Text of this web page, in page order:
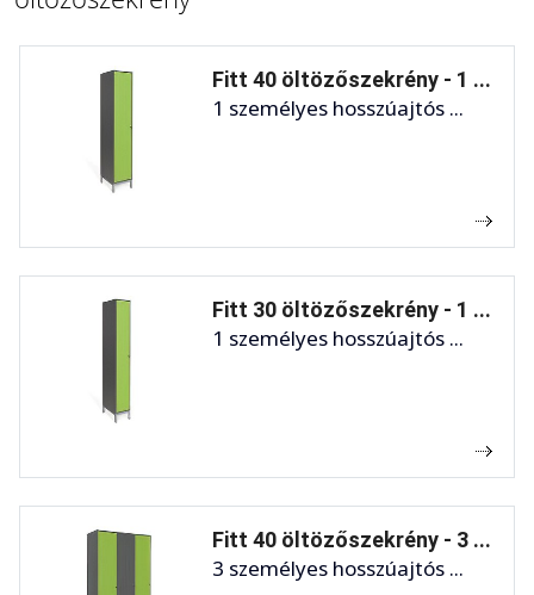
Fitt 40 öltözőszekrény - 1 ...
1 személyes hosszúajtós ...
Fitt 30 öltözőszekrény - 1 ...
1 személyes hosszúajtós ...
Fitt 40 öltözőszekrény - 3 ...
3 személyes hosszúajtós ...